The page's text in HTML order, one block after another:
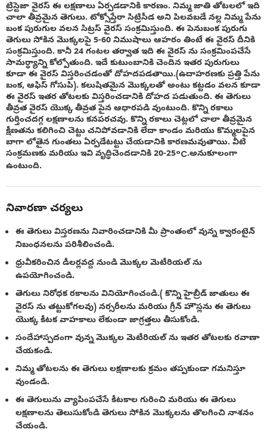
ట్రిస్టెజా వైరస్ ఈ లక్షణాలు ఏర్పడడానికి కారణం. నిమ్మ జాతి తోటలలో ఇది
చాలా తీవ్రమైన తెగులు. టోక్సోప్తేరా సిట్రిసీడ అని పిలవబడే నల్ల నిమ్మ పేను
బంక పురుగుల వలన సిట్రస్ వైరస్ సంక్రమిస్తుంది. ఈ పెనుబంక పురుగు
తెగులు సోకిన మొక్కలపై 5-60 నిముషాలు ఆహరం తింటే ఈ వైరస్ దీనికి
సంక్రమిస్తుంది. కానీ 24 గంటల తర్వాత ఇది ఈ వైరస్ ను సంక్రమింపచేసే
సామర్ధ్యాన్ని కోల్పోతుంది. ఇదే కుటుంబానికి చెందిన ఇతర పురుగులు
కూడా ఈ వైరస్ విస్తరించడంతో దోహదపడతాయి.(ఉదాహరణకు ప్రత్తి పేను
బంక, ఆఫిస్ గోసుపి). కలుషితమైన మొక్కలతో అంటు కట్టడం వలన కూడా
ఈ వైరస్ ఇతర తోటలకు విస్తరించడానికి దోహద పడుతుంది. ఈ తెగులు
తీవ్రత వైరస్ యొక్క తీవ్రత పైన ఆధారపడి వుంటుంది. కొన్ని రకాలు
గుర్తించదగ్గ లక్షణాలను కనపరచవు. కొన్ని రకాలు చెట్లలో చాలా తీవ్రమైన
క్షీణతను కలిగించి చెట్టు చనిపోవడానికి లేదా కాండం మరియు కొమ్మలపైన
బాగా లోతైన గుంతలు ఏర్పడేటట్టు చేయడానికి కారణమవుతాయి. వీటి
సంక్రమణకు మరియు ఇవి వృద్ధిచెందడానికి 20-25°C.అనుకూలంగా
ఉంటుంది.
నివారణా చర్యలు
ఈ తెగులు విస్తరణను నివారించడానికి మీ ప్రాంతంలో వున్న క్వారంటైన్
నిబంధనలను పరిశీలించండి.
ధ్రువీకరించిన డీలర్లవద్ద నుండి మొక్కల మెటీరియల్ ను
ఉపయోగించండి.
తెగులు నిరోధక రకాలను వినియోగించండి.( కొన్ని హైబ్రీడ్ జాతులు ఈ
వైరస్ ను తట్టుకోగలవు) నర్సరీలను మరియు గ్రీన్ హౌస్లను ఈ తెగులు
యొక్క కీటక వాహకాలు లేకుండా జాగ్రత్తలు తీసుకోండి.
సందేహాస్పదంగా వున్న మొక్కల మెటీరియల్ ను ఇతర తోటలకు రవాణా
చేయకండి.
నిమ్మ తోటలను ఈ తెగులు లక్షణాలకు క్రమం తప్పకుండా గమనిస్తూ
వుండండి.
ఈ తెగులును వ్యాపింపచేసే కీటకాల గురించి మరియు ఈ తెగులు
లక్షణాలను తెలుసుకోండి తెగులు సోకిన మొక్కలను తొలగించి నాశనం
చేయండి.